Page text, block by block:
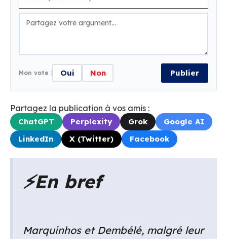
Mon vote : Oui Non Publier
Partagez la publication à vos amis :
ChatGPT Perplexity Grok
Google AI
LinkedIn
X (Twitter) Facebook
⚡En bref
Marquinhos et Dembélé, malgré leur